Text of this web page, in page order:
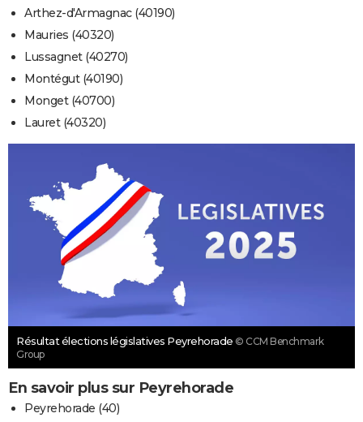
Arthez-d'Armagnac (40190)
Mauries (40320)
Lussagnet (40270)
Montégut (40190)
Monget (40700)
Lauret (40320)
Résultat élections législatives Peyrehorade © CCM Benchmark
Group
En savoir plus sur Peyrehorade
Peyrehorade (40)